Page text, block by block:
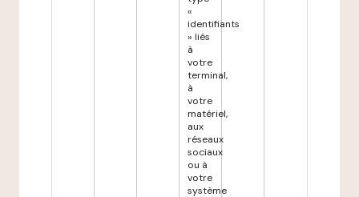
«
identifiants
» liés
à
votre
terminal,
à
votre
matériel,
aux
réseaux
sociaux
ou à
votre
système